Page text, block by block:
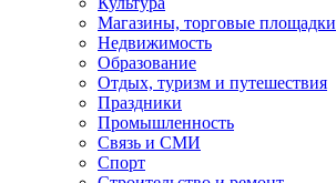
Магазины, торговые площадки
Недвижимость
Образование
Отдых, туризм и путешествия
Праздники
Промышленность
Связь и СМИ
Спорт